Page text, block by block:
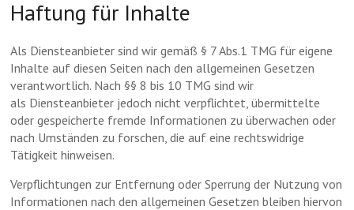
Haftung für Inhalte
Als Diensteanbieter sind wir gemäß § 7 Abs.1 TMG für eigene
Inhalte auf diesen Seiten nach den allgemeinen Gesetzen
verantwortlich. Nach §§ 8 bis 10 TMG sind wir
als Diensteanbieter jedoch nicht verpflichtet, übermittelte
oder gespeicherte fremde Informationen zu überwachen oder
nach Umständen zu forschen, die auf eine rechtswidrige
Tätigkeit hinweisen.
Verpflichtungen zur Entfernung oder Sperrung der Nutzung von
Informationen nach den allgemeinen Gesetzen bleiben hiervon